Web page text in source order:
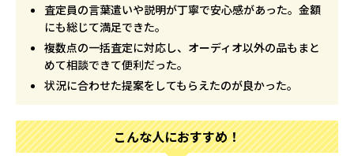
査定員の言葉遣いや説明が丁寧で安心感があった。金額
にも総じて満足できた。
複数点の一括査定に対応し、オーディオ以外の品もまと
めて相談できて便利だった。
状況に合わせた提案をしてもらえたのが良かった。
こんな人におすすめ！